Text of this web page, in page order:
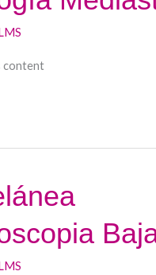
content